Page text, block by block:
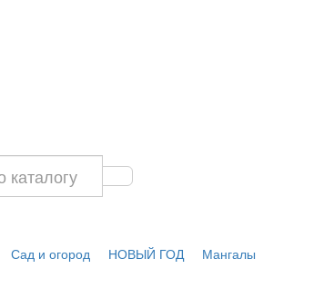
Сад и огород НОВЫЙ ГОД Мангалы